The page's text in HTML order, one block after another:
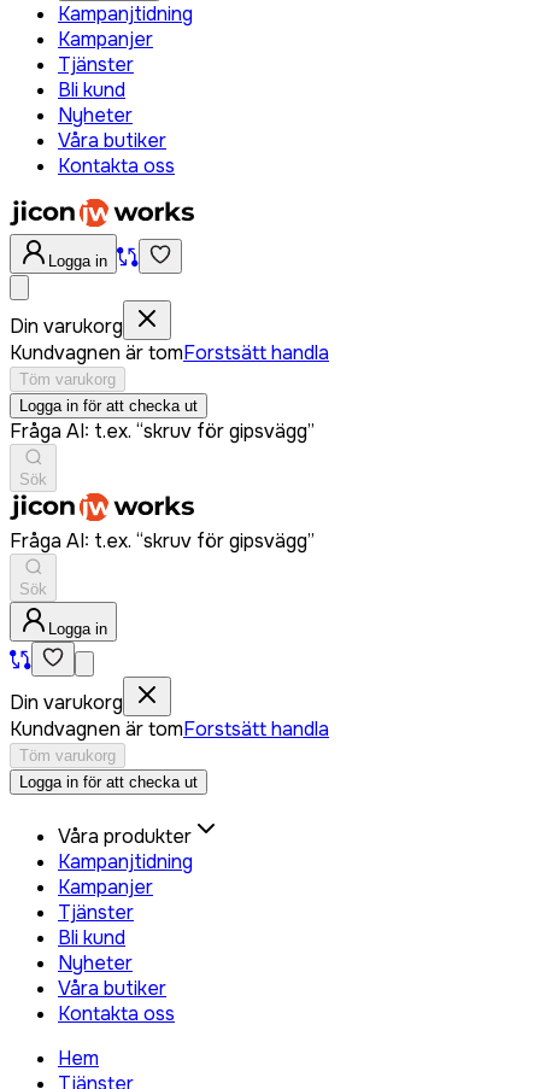
Kampanjtidning
Kampanjer
Tjänster
Bli kund
Nyheter
Våra butiker
Kontakta oss
Logga in
Din varukorg
Kundvagnen är tomForstsätt handla
Töm varukorg
Logga in för att checka ut
Fråga AI: t.ex. “skruv för gipsvägg”
Sök
Fråga AI: t.ex. “skruv för gipsvägg”
Sök
Logga in
Din varukorg
Kundvagnen är tomForstsätt handla
Töm varukorg
Logga in för att checka ut
Våra produkter
Kampanjtidning
Kampanjer
Tjänster
Bli kund
Nyheter
Våra butiker
Kontakta oss
Hem
Tjänster